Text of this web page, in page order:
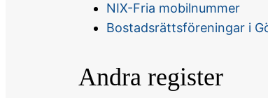
NIX-Fria mobilnummer
Bostadsrättsföreningar i
Andra register